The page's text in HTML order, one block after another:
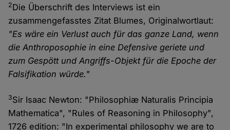
2Die Überschrift des Interviews ist ein
zusammengefasstes Zitat Blumes, Originalwortlaut:
"Es wäre ein Verlust auch für das ganze Land, wenn
die Anthroposophie in eine Defensive geriete und
zum Gespött und Angriffs-Objekt für die Epoche der
Falsifikation würde."
3Sir Isaac Newton: "Philosophiæ Naturalis Principia
Mathematica", "Rules of Reasoning in Philosophy",
1726 edition: "In experimental philosophy we are to